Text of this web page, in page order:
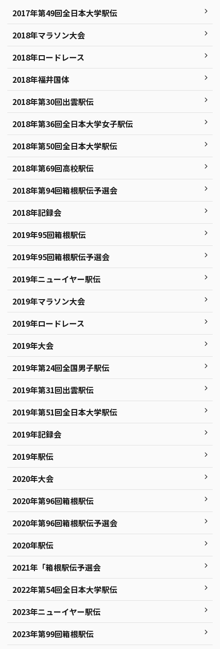
2017年第49回全日本大学駅伝
2018年マラソン大会
2018年ロードレース
2018年福井国体
2018年第30回出雲駅伝
2018年第36回全日本大学女子駅伝
2018年第50回全日本大学駅伝
2018年第69回高校駅伝
2018年第94回箱根駅伝予選会
2018年記録会
2019年95回箱根駅伝
2019年95回箱根駅伝予選会
2019年ニューイヤー駅伝
2019年マラソン大会
2019年ロードレース
2019年大会
2019年第24回全国男子駅伝
2019年第31回出雲駅伝
2019年第51回全日本大学駅伝
2019年記録会
2019年駅伝
2020年大会
2020年第96回箱根駅伝
2020年第96回箱根駅伝予選会
2020年駅伝
2021年「箱根駅伝予選会
2022年第54回全日本大学駅伝
2023年ニューイヤー駅伝
2023年第99回箱根駅伝